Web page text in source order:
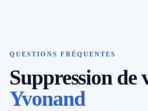
QUESTIONS FRÉQUENTES
Suppression de
Yvonand